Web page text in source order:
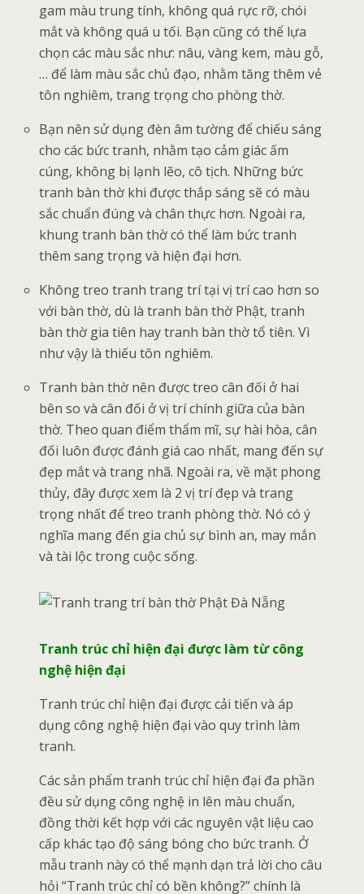
gam màu trung tính, không quá rực rỡ, chói
mắt và không quá u tối. Bạn cũng có thể lựa
chọn các màu sắc như: nâu, vàng kem, màu gỗ,
… để làm màu sắc chủ đạo, nhằm tăng thêm vẻ
tôn nghiêm, trang trọng cho phòng thờ.
Bạn nên sử dụng đèn âm tường để chiếu sáng
cho các bức tranh, nhằm tạo cảm giác ấm
cúng, không bị lạnh lẽo, cô tịch. Những bức
tranh bàn thờ khi được thắp sáng sẽ có màu
sắc chuẩn đúng và chân thực hơn. Ngoài ra,
khung tranh bàn thờ có thể làm bức tranh
thêm sang trọng và hiện đại hơn.
Không treo tranh trang trí tại vị trí cao hơn so
với bàn thờ, dù là tranh bàn thờ Phật, tranh
bàn thờ gia tiên hay tranh bàn thờ tổ tiên. Vì
như vậy là thiếu tôn nghiêm.
Tranh bàn thờ nên được treo cân đối ở hai
bên so và cân đối ở vị trí chính giữa của bàn
thờ. Theo quan điểm thẩm mĩ, sự hài hòa, cân
đối luôn được đánh giá cao nhất, mang đến sự
đẹp mắt và trang nhã. Ngoài ra, về mặt phong
thủy, đây được xem là 2 vị trí đẹp và trang
trọng nhất để treo tranh phòng thờ. Nó có ý
nghĩa mang đến gia chủ sự bình an, may mắn
và tài lộc trong cuộc sống.
Tranh trúc chỉ hiện đại được làm từ công
nghệ hiện đại
Tranh trúc chỉ hiện đại được cải tiến và áp
dụng công nghệ hiện đại vào quy trình làm
tranh.
Các sản phẩm tranh trúc chỉ hiện đại đa phần
đều sử dụng công nghệ in lên màu chuẩn,
đồng thời kết hợp với các nguyên vật liệu cao
cấp khác tạo độ sáng bóng cho bức tranh. Ở
mẫu tranh này có thể mạnh dạn trả lời cho câu
hỏi “Tranh trúc chỉ có bền không?” chính là